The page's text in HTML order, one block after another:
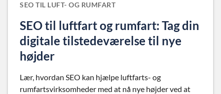
SEO TIL LUFT- OG RUMFART
SEO til luftfart og rumfart: Tag din
digitale tilstedeværelse til nye
højder
Lær, hvordan SEO kan hjælpe luftfarts- og
rumfartsvirksomheder med at nå nye højder ved at